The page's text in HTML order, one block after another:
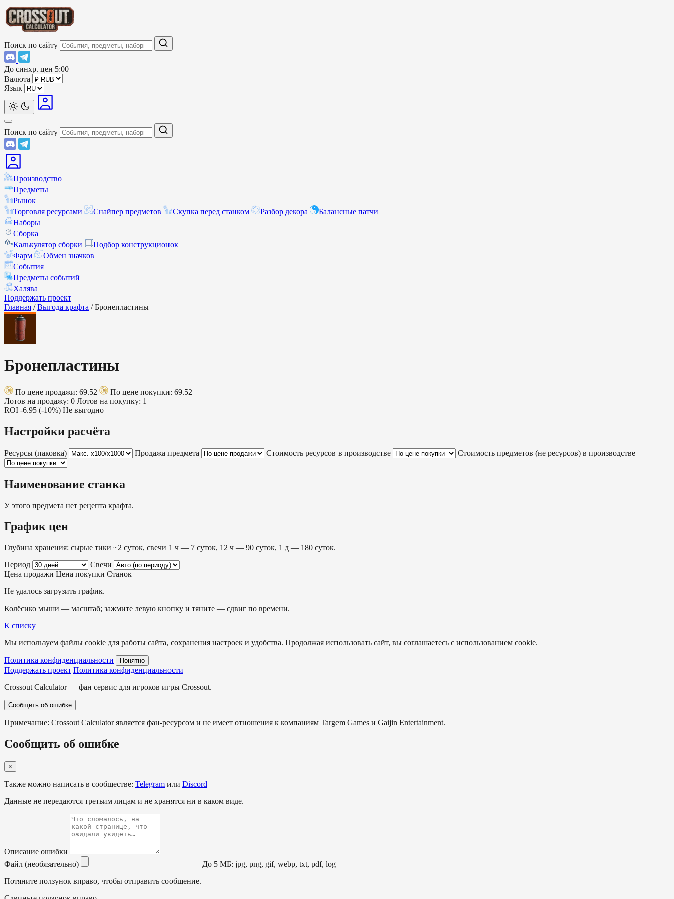
Поиск по сайту
До синхр. цен 5:00
Валюта
Язык
Поиск по сайту
Производство
Предметы
Рынок
Торговля ресурсами
Снайпер предметов Скупка перед станком Разбор декора
Балансные патчи
Наборы
Сборка
Калькулятор сборки
Подбор конструкционок
Фарм
Обмен значков
События
Предметы событий
Халява
Поддержать проект
Главная / Выгода крафта / Бронепластины
Бронепластины
По цене продажи: 69.52
По цене покупки: 69.52
Лотов на продажу: 0 Лотов на покупку: 1
ROI -6.95 (-10%) Не выгодно
Настройки расчёта
Ресурсы (паковка) Продажа предмета Стоимость ресурсов в производстве Стоимость предметов (не ресурсов) в производстве
Наименование станка
У этого предмета нет рецепта крафта.
График цен
Глубина хранения: сырые тики ~2 суток, свечи 1 ч — 7 суток, 12 ч — 90 суток, 1 д — 180 суток.
Период
Свечи
Цена продажи Цена покупки Станок
Не удалось загрузить график.
Колёсико мыши — масштаб; зажмите левую кнопку и тяните — сдвиг по времени.
К списку
Мы используем файлы cookie для работы сайта, сохранения настроек и удобства. Продолжая использовать сайт, вы соглашаетесь с использованием cookie.
Политика конфиденциальности Понятно
Поддержать проект Политика конфиденциальности
Crossout Calculator — фан сервис для игроков игры Crossout.
Сообщить об ошибке
Примечание: Crossout Calculator является фан-ресурсом и не имеет отношения к компаниям Targem Games и Gaijin Entertainment.
Сообщить об ошибке
×
Также можно написать в сообществе: Telegram или Discord
Данные не передаются третьим лицам и не хранятся ни в каком виде.
Описание ошибки
Файл (необязательно)
До 5 МБ: jpg, png, gif, webp, txt, pdf, log
Потяните ползунок вправо, чтобы отправить сообщение.